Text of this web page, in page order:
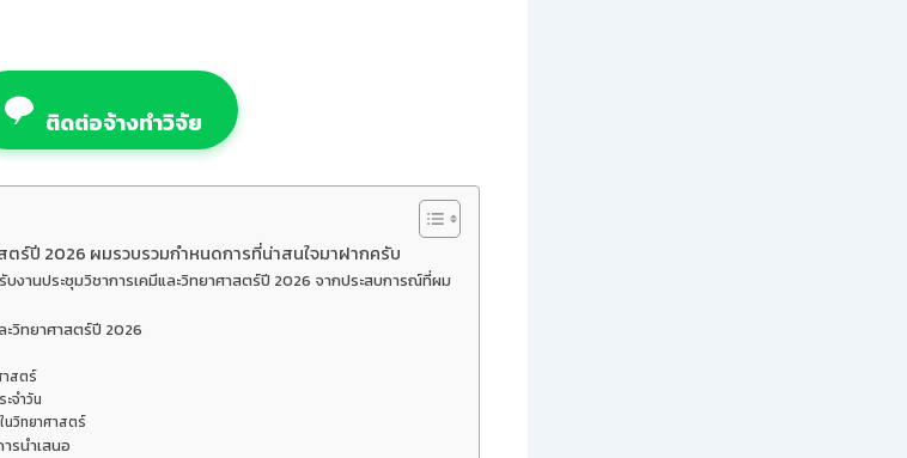
ติดต่อจ้างทำวิจัย
ตร์ปี 2026 ผมรวบรวมกำหนดการที่น่าสนใจมาฝากครับ
งานประชุมวิชาการเคมีและวิทยาศาสตร์ปี 2026 จากประสบการณ์ที่ผม
ะวิทยาศาสตร์ปี 2026
าสตร์
จำวัน
นวิทยาศาสตร์
รนำเสนอ